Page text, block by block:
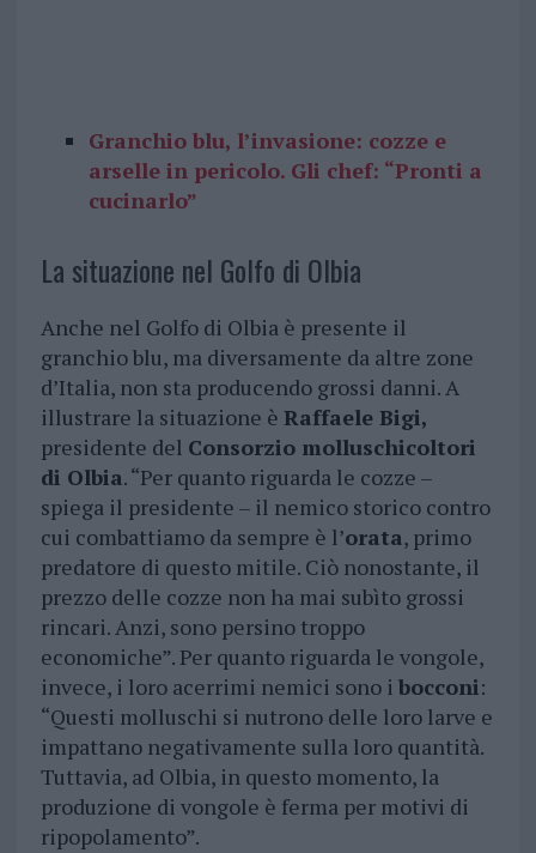
Granchio blu, l’invasione: cozze e
arselle in pericolo. Gli chef: “Pronti a
cucinarlo”
La situazione nel Golfo di Olbia
Anche nel Golfo di Olbia è presente il
granchio blu, ma diversamente da altre zone
d’Italia, non sta producendo grossi danni. A
illustrare la situazione è Raffaele Bigi,
presidente del Consorzio molluschicoltori
di Olbia. “Per quanto riguarda le cozze –
spiega il presidente – il nemico storico contro
cui combattiamo da sempre è l’orata, primo
predatore di questo mitile. Ciò nonostante, il
prezzo delle cozze non ha mai subìto grossi
rincari. Anzi, sono persino troppo
economiche”. Per quanto riguarda le vongole,
invece, i loro acerrimi nemici sono i bocconi:
“Questi molluschi si nutrono delle loro larve e
impattano negativamente sulla loro quantità.
Tuttavia, ad Olbia, in questo momento, la
produzione di vongole è ferma per motivi di
ripopolamento”.